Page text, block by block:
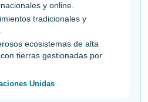
y online.
tradicionales y
ecosistemas de alta
tierras gestionadas por
Unidas